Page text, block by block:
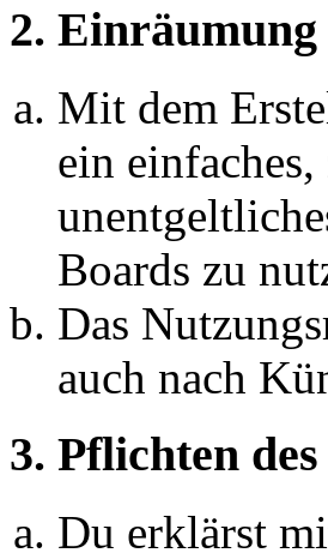
2.
Mit dem
ein
Boards zu
Das
auch nach
3. Pflichten
Du erklärst